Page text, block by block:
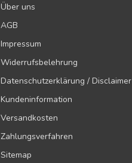
Über uns
AGB
Impressum
Widerrufsbelehrung
Datenschutzerklärung / Disclaimer
Kundeninformation
Versandkosten
Zahlungsverfahren
Sitemap